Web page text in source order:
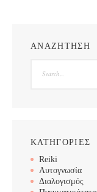
ΑΝΑΖΗΤΗΣΗ
ΚΑΤΗΓΟΡΙΕΣ
Reiki
Αυτογνωσία
Διαλογισμός